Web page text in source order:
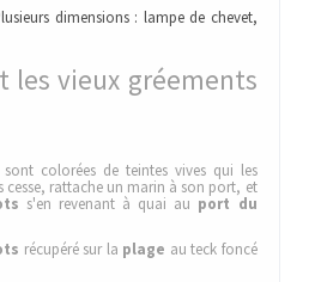
dimensions : lampe de chevet,
les vieux gréements
colorées de teintes vives qui les
cesse, rattache un marin à son port, et
s'en revenant à quai au port du
récupéré sur la plage au teck foncé